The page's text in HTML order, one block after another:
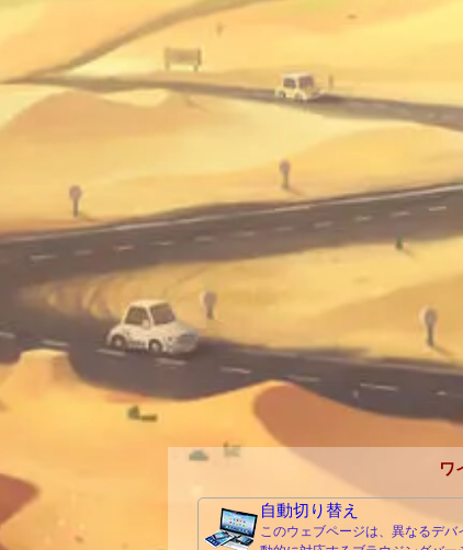
ワ
自動切り替え
このウェブページは、異なるデバ